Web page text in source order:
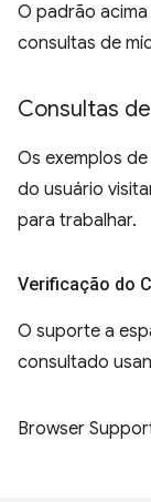
O padrão
consultas de
Consultas
Os exemplos
do usuário
para trabalhar.
Verificação do
O suporte a
consultado
Browser